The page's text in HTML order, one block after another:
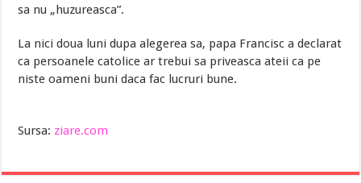
sa nu „huzureasca”.
La nici doua luni dupa alegerea sa, papa Francisc a declarat
ca persoanele catolice ar trebui sa priveasca ateii ca pe
niste oameni buni daca fac lucruri bune.
Sursa: ziare.com